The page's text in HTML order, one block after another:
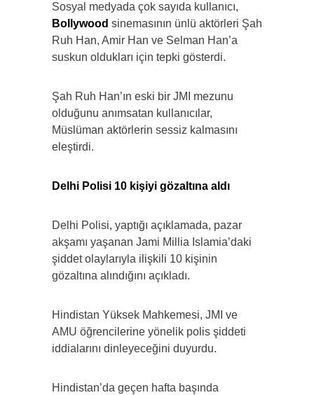
Sosyal medyada çok sayıda kullanıcı,
Bollywood sinemasının ünlü aktörleri Şah
Ruh Han, Amir Han ve Selman Han’a
suskun oldukları için tepki gösterdi.
Şah Ruh Han’ın eski bir JMI mezunu
olduğunu anımsatan kullanıcılar,
Müslüman aktörlerin sessiz kalmasını
eleştirdi.
Delhi Polisi 10 kişiyi gözaltına aldı
Delhi Polisi, yaptığı açıklamada, pazar
akşamı yaşanan Jami Millia Islamia’daki
şiddet olaylarıyla ilişkili 10 kişinin
gözaltına alındığını açıkladı.
Hindistan Yüksek Mahkemesi, JMI ve
AMU öğrencilerine yönelik polis şiddeti
iddialarını dinleyeceğini duyurdu.
Hindistan’da geçen hafta başında